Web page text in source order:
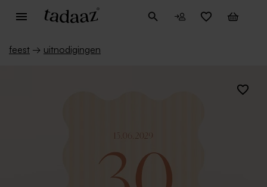
feest → uitnodigingen